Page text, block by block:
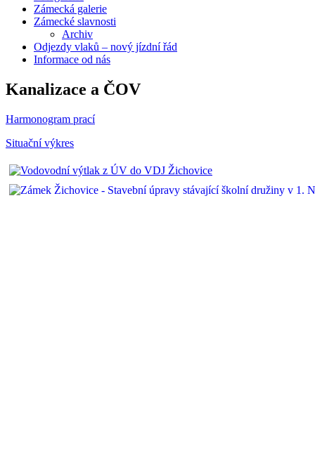
Zámecká galerie
Zámecké slavnosti
Archiv
Odjezdy vlaků – nový jízdní řád
Informace od nás
Kanalizace a ČOV
Harmonogram prací
Situační výkres